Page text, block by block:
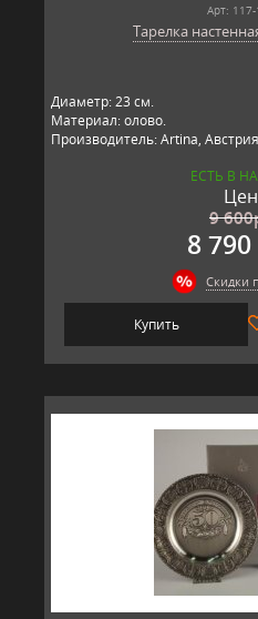
Арт:
Тарелка
Диаметр: 23 см.
Материал: олово.
Производитель: Artina,
ЕСТЬ В
9 600
8
Скидки
Купить